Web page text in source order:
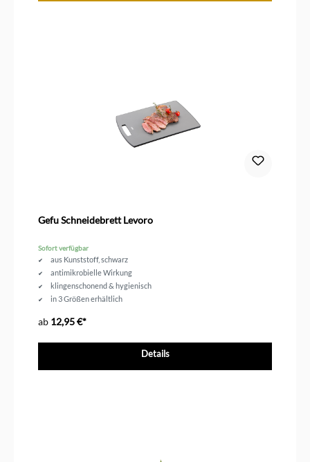
Gefu Schneidebrett Levoro
Sofort verfügbar
aus Kunststoff, schwarz
antimikrobielle Wirkung
klingenschonend & hygienisch
in 3 Größen erhältlich
ab 12,95 €*
Details